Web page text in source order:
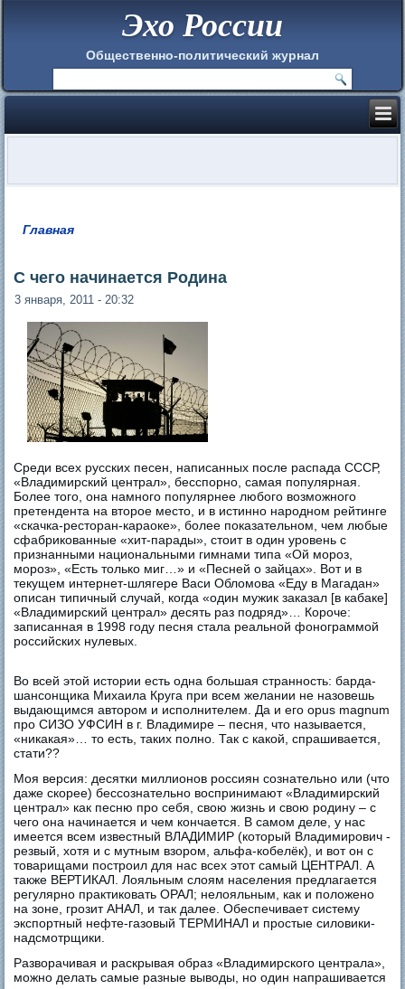
Эхо России
Общественно-политический журнал
Главная
С чего начинается Родина
3 января, 2011 - 20:32
Среди всех русских песен, написанных после распада СССР,
«Владимирский централ», бесспорно, самая популярная.
Более того, она намного популярнее любого возможного
претендента на второе место, и в истинно народном рейтинге
«скачка-ресторан-караоке», более показательном, чем любые
сфабрикованные «хит-парады», стоит в один уровень с
признанными национальными гимнами типа «Ой мороз,
мороз», «Есть только миг…» и «Песней о зайцах». Вот и в
текущем интернет-шлягере Васи Обломова «Еду в Магадан»
описан типичный случай, когда «один мужик заказал [в кабаке]
«Владимирский централ» десять раз подряд»… Короче:
записанная в 1998 году песня стала реальной фонограммой
российских нулевых.
Во всей этой истории есть одна большая странность: барда-
шансонщика Михаила Круга при всем желании не назовешь
выдающимся автором и исполнителем. Да и его opus magnum
про СИЗО УФСИН в г. Владимире – песня, что называется,
«никакая»… то есть, таких полно. Так с какой, спрашивается,
стати??
Моя версия: десятки миллионов россиян сознательно или (что
даже скорее) бессознательно воспринимают «Владимирский
централ» как песню про себя, свою жизнь и свою родину – с
чего она начинается и чем кончается. В самом деле, у нас
имеется всем известный ВЛАДИМИР (который Владимирович -
резвый, хотя и с мутным взором, альфа-кобелёк), и вот он с
товарищами построил для нас всех этот самый ЦЕНТРАЛ. А
также ВЕРТИКАЛ. Лояльным слоям населения предлагается
регулярно практиковать ОРАЛ; нелояльным, как и положено
на зоне, грозит АНАЛ, и так далее. Обеспечивает систему
экспортный нефте-газовый ТЕРМИНАЛ и простые силовики-
надсмотрщики.
Разворачивая и раскрывая образ «Владимирского централа»,
можно делать самые разные выводы, но один напрашивается